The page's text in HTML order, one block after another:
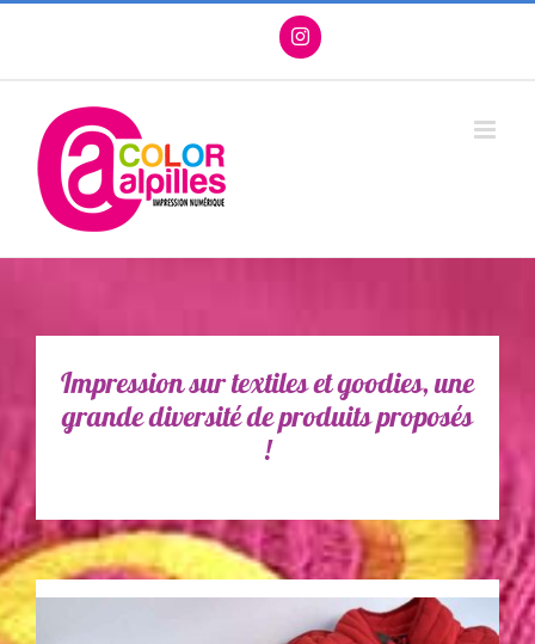
Passer
Impression sur textiles et goodies, une
grande diversité de produits proposés
!